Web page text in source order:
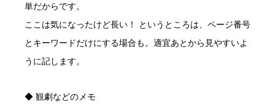
単だからです。
ここは気になったけど長い！ というところは、ページ番号
とキーワードだけにする場合も。適宜あとから見やすいよ
うに記します。
◆ 観劇などのメモ